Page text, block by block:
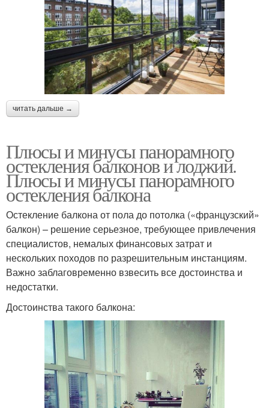
читать дальше →
Плюсы и минусы панорамного
остекления балконов и лоджий.
Плюсы и минусы панорамного
остекления балкона
Остекление балкона от пола до потолка («французский»
балкон) – решение серьезное, требующее привлечения
специалистов, немалых финансовых затрат и
нескольких походов по разрешительным инстанциям.
Важно заблаговременно взвесить все достоинства и
недостатки.
Достоинства такого балкона: